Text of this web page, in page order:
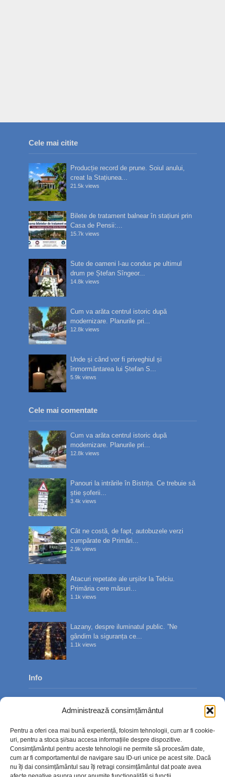
Administrează consimțământul
Pentru a oferi cea mai bună experiență, folosim tehnologii, cum ar fi cookie-
uri, pentru a stoca și/sau accesa informațiile despre dispozitive.
Consimțământul pentru aceste tehnologii ne permite să procesăm date,
cum ar fi comportamentul de navigare sau ID-uri unice pe acest site. Dacă
nu îți dai consimțământul sau îți retragi consimțământul dat poate avea
Cele mai citite
Producție record de prune. Soiul anului,
creat la Stațiunea...
21.5k views
Bilete de tratament balnear în stațiuni prin
Casa de Pensii:...
15.7k views
Sute de oameni l-au condus pe ultimul
drum pe Ștefan Sîngeor...
14.8k views
Cum va arăta centrul istoric după
modernizare. Planurile pri...
12.8k views
Unde și când vor fi priveghiul și
înmormântarea lui Ștefan S...
5.9k views
Cele mai comentate
Cum va arăta centrul istoric după
modernizare. Planurile pri...
12.8k views
Panouri la intrările în Bistrița. Ce trebuie să
știe șoferii...
3.4k views
Cât ne costă, de fapt, autobuzele verzi
cumpărate de Primări...
2.9k views
Atacuri repetate ale urșilor la Telciu.
Primăria cere măsuri...
1.1k views
Lazany, despre iluminatul public. ”Ne
gândim la siguranța ce...
1.1k views
Info
Contact
Politica de confidențialitate
Politică cookie-uri (UE)